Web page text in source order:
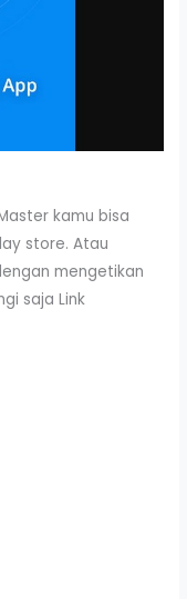
kamu bisa
store. Atau
mengetikan
saja Link